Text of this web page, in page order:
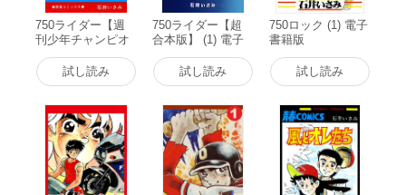
750ライダー【週
刊少年チャンピオ
ン版】 (1) 電子書
籍版
試し読み
750ライダー【超
合本版】 (1) 電子
書籍版
試し読み
750ロック (1) 電子
書籍版
試し読み